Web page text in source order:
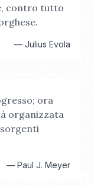
contro tutto
— Julius Evola
ora
organizzata
— Paul J. Meyer